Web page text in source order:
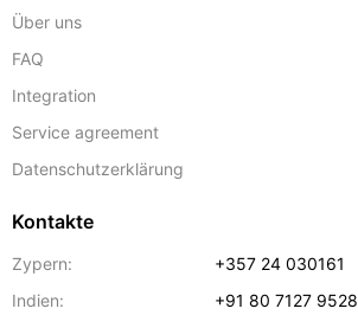
Über uns
FAQ
Integration
Service agreement
Datenschutzerklärung
Kontakte
Zypern:
+357 24 030161
Indien:
+91 80 7127 9528